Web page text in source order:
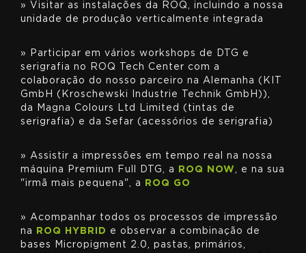
» Visitar as instalações da ROQ, incluindo a nossa
unidade de produção verticalmente integrada
» Participar em vários workshops de DTG e
serigrafia no ROQ Tech Center com a
colaboração do nosso parceiro na Alemanha (KIT
GmbH (Kroschewski Industrie Technik GmbH)),
da Magna Colours Ltd Limited (tintas de
serigrafia) e da Sefar (acessórios de serigrafia)
» Assistir a impressões em tempo real na nossa
máquina Premium Full DTG, a
ROQ NOW, e na sua
"irmã mais pequena", a
ROQ GO
» Acompanhar todos os processos de impressão
na
ROQ HYBRID e observar a combinação de
bases Micropigment 2.0, pastas, primários,